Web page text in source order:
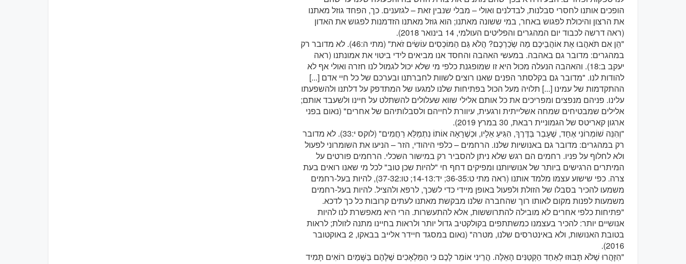
הופכים אותנו לחסרי סבלנות, לבדלנים ואולי – מבלי שנבין זאת – לגזענים. כך, הפחד גוזל מאתנו
את הרצון והיכולת לפגוש באחר, במי ששונה מאתנו; הוא גוזל מאתנו הזדמנות לפגוש את האדון
(ראה דרשה לכבוד יום המהגרים והפליטים העולמי, 14 בינואר 2018).
"הֵן אִם תֹּאהֲבוּ אֶת אוֹהֲבֵיכֶם מַה שְֹכַרְכֶם? הֲלֹא גַּם הַמּוֹכְסִים עוֹשִׂים זֹאת" (מתי ה:46). לא מדובר רק
במהגרים: מדובר גם באהבה. במעשי האהבה והחסד אנו מביאים לידי ביטוי את אמונתנו (ראה
יעקב ב:18). והאהבה הנעלה מכול היא זו שמופגנת כלפי מי שלא יכול לגמול לנו חזרה ואולי אף לא
להודות לנו. "מדובר גם בקלסתר הפנים שאנו רוצים לשוות לחברתנו ובערכם של כל חיי אדם [...]
ההתקדמות של עמינו [...] תלויה מעל הכול בפתיחות שלנו למגעו של המתדפק על דלתנו ולהשפעתו
עלינו. פניהם מנפצים ומפריכים את כל אותם אלילי שווא שעלולים להשתלט על חיינו ולשעבד אותם;
אלילים שמבטיחים שמחה אשלייתית ורגעית, עיוורת לחייהם ולסבלותיהם של אחרים" (נאום בפני
ארגון קאריטס של הגמוניית רבאת, 30 במרץ 2019).
"וְהִנֵּה שׁוֹמְרוֹנִי אֶחָד, שֶׁעָבַר בַּדֶּרֶךְ, הִגִּיעַ אֵלָיו, וּכְשֶׁרָאָה אוֹתוֹ נִתְמַלֵּא רַחֲמִים" (לוקס י:33). לא מדובר
רק במהגרים: מדובר גם באנושיות שלנו. הרחמים – כלפי היהודי, הזר – הניעו את השומרוני לפעול
ולא לחלוף על פניו. רחמים הם רגש שלא ניתן להסביר רק במישור השכלי. הרחמים פורטים על
המיתרים הרגישים ביותר של אנושיותנו ומפיקים דחף חי "להיות שכן טוב" לכל מי שאנו רואים בעת
צרה. כפי שישוע עצמו מלמד אותנו (ראה מתי ט:36-35; יד:14-13; טו:37-32), להיות בעל-רחמים
משמעו להכיר בסבלו של הזולת ולפעול באופן מיידי כדי לשכך, לרפא ולהציל. להיות בעל-רחמים
משמעות לפנות מקום לאותו רוך שהחברה שלנו מבקשת מאתנו לעתים קרובות כל כך לדכא.
"פתיחות כלפי אחרים לא מובילה להתרוששות, אלא להתעשרות. הרי היא מאפשרת לנו להיות
אנושיים יותר: להכיר בעצמנו כמשתתפים בקולקטיב גדול יותר ולראות בחיינו מתנה לזולת; לראות
בטובת האנושות, ולא באינטרסים שלנו, מטרה" (נאום במסגד חיידר אלייב בבאקו, 2 באוקטובר
2016).
"הִזָּהֲרוּ שֶׁלֹֹּא תָּבוּזוּ לְאַחַד הַקְּטַנִּים הָאֵלֶּה. הֲרֵינִי אוֹמֵר לָכֶם כִּי הַמַּלְאָכִים שֶׁלָּהֶם בַּשָּׁמַיִם רוֹאִים תָּמִיד